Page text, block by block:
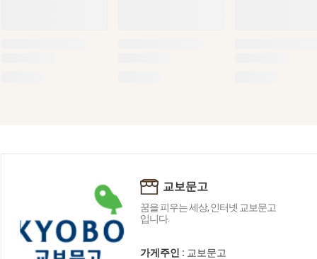
교보문고
꿈을 피우는 세상, 인터넷 교보문고
입니다.
가게주인 : 교보문고